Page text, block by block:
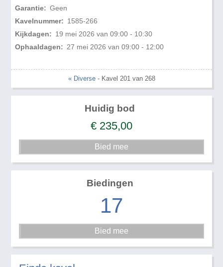
Garantie: Geen
Kavelnummer: 1585-266
Kijkdagen: 19 mei 2026 van 09:00 - 10:30
Ophaaldagen: 27 mei 2026 van 09:00 - 12:00
« Diverse- Kavel 201 van 268
Huidig bod
€ 235,00
Biedingen
17